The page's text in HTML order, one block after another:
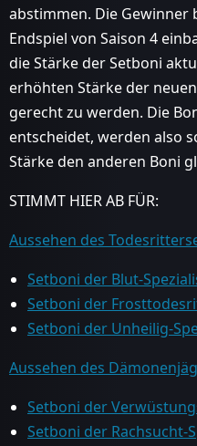
abstimmen. Die Gewinner
Endspiel von Saison 4
die Stärke der Setboni
erhöhten Stärke der
gerecht zu werden. Die
entscheidet, werden also
Stärke den anderen Boni
STIMMT HIER AB FÜR:
Aussehen des
Setboni der Blut-
Setboni der
Setboni der Unheilig-
Aussehen des
Setboni der
Setboni der Rachsucht-